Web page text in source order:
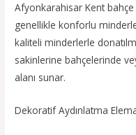
Afyonkarahisar Kent bahçe
genellikle konforlu
kaliteli minderlerle
sakinlerine bahçelerinde
alanı sunar.
Dekoratif Aydınlatma